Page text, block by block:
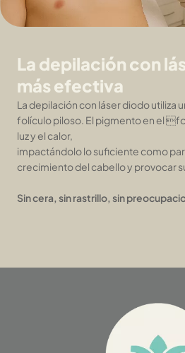
La depilación con
más efectiva
La depilación con láser diodo utiliza
folículo piloso. El pigmento en el
luz y el calor,
impactándolo lo suficiente como
crecimiento del cabello y provocar
Sin cera, sin rastrillo, sin